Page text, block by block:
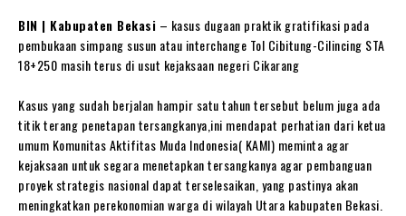
BIN | Kabupaten Bekasi – kasus dugaan praktik gratifikasi pada
pembukaan simpang susun atau interchange Tol Cibitung-Cilincing STA
18+250 masih terus di usut kejaksaan negeri Cikarang
Kasus yang sudah berjalan hampir satu tahun tersebut belum juga ada
titik terang penetapan tersangkanya,ini mendapat perhatian dari ketua
umum Komunitas Aktifitas Muda Indonesia( KAMI) meminta agar
kejaksaan untuk segara menetapkan tersangkanya agar pembanguan
proyek strategis nasional dapat terselesaikan, yang pastinya akan
meningkatkan perekonomian warga di wilayah Utara kabupaten Bekasi.